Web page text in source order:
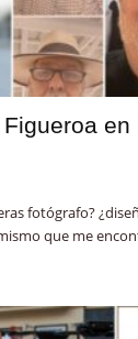
Figueroa
fotógrafo?
que me